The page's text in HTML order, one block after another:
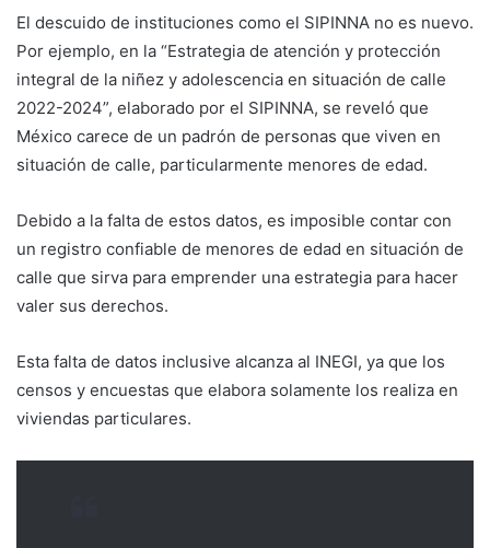
El descuido de instituciones como el SIPINNA no es nuevo.
Por ejemplo, en la “Estrategia de atención y protección
integral de la niñez y adolescencia en situación de calle
2022-2024”, elaborado por el SIPINNA, se reveló que
México carece de un padrón de personas que viven en
situación de calle, particularmente menores de edad.
Debido a la falta de estos datos, es imposible contar con
un registro confiable de menores de edad en situación de
calle que sirva para emprender una estrategia para hacer
valer sus derechos.
Esta falta de datos inclusive alcanza al INEGI, ya que los
censos y encuestas que elabora solamente los realiza en
viviendas particulares.